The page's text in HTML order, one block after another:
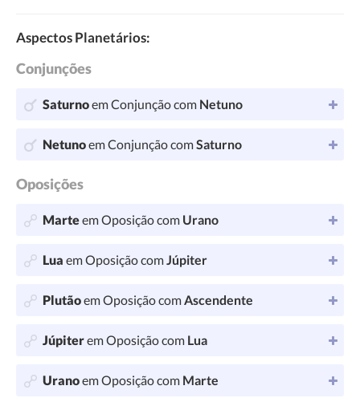
Aspectos Planetários:
Conjunções
Saturnoem Conjunção com Netuno
Netunoem Conjunção comSaturno
Oposições
Marteem Oposição com Urano
Lua em Oposição comJúpiter
Plutãoem Oposição comAscendente
Júpiterem Oposição com Lua
Uranoem Oposição com Marte